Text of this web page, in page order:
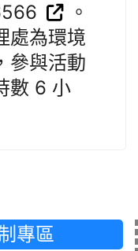
。
處為環境
參與活動
數 6 小
專區